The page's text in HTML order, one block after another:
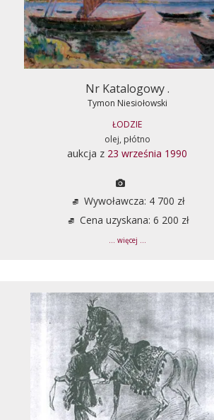
Nr Katalogowy .
Tymon Niesiołowski
ŁODZIE
olej, płótno
aukcja z 23 września 1990
Wywoławcza: 4 700 zł
Cena uzyskana: 6 200 zł
... więcej ...